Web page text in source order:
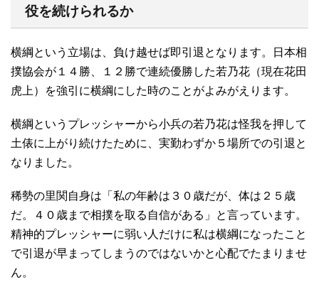
役を続けられるか
横綱という立場は、負け越せば即引退となります。日本相
撲協会が１４勝、１２勝で連続優勝した若乃花（現在花田
虎上）を強引に横綱にした時のことがよみがえります。
横綱というプレッシャーから小兵の若乃花は怪我を押して
土俵に上がり続けたために、実勤わずか５場所での引退と
なりました。
稀勢の里関自身は「私の年齢は３０歳だが、体は２５歳
だ。４０歳まで相撲を取る自信がある」と言っています。
精神的プレッシャーに弱い人だけに私は横綱になったこと
で引退が早まってしまうのではないかと心配でたまりませ
ん。